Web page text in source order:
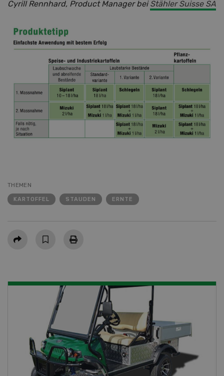
Cyrill Rennhard, Product Manager beiStähler Suisse SA
THEMEN
KARTOFFEL STAUDEN ERNTE
Teilen